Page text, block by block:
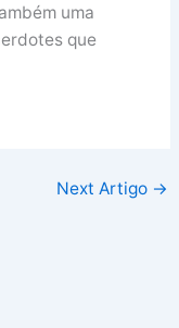
uma
que
Next Artigo →